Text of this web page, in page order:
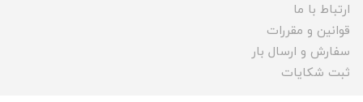
ارتباط با ما
قوانین و مقررات
سفارش و ارسال بار
ثبت شکایات